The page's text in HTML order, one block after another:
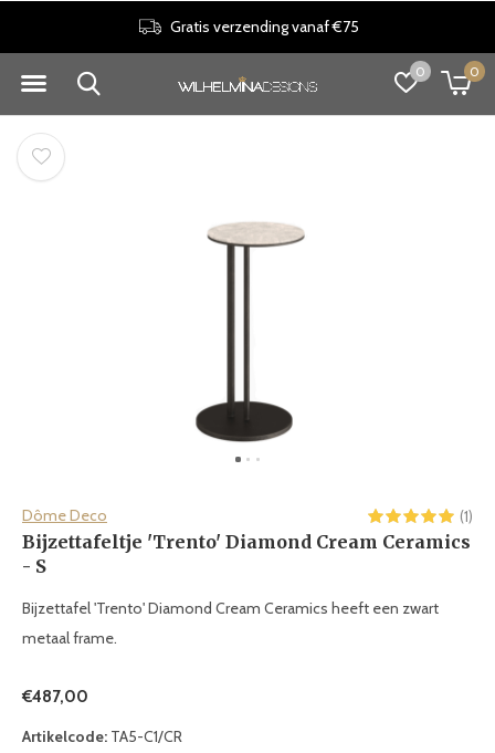
0 0
Gratis verzending vanaf €75
Dôme Deco (1)
Bijzettafeltje 'Trento' Diamond Cream Ceramics
- S
Bijzettafel 'Trento' Diamond Cream Ceramics heeft een zwart
metaal frame.
€487,00
Artikelcode: TA5-C1/CR